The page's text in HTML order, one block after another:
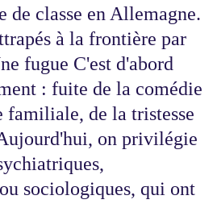
de classe en Allemagne.
à la frontière par
fugue C'est d'abord
: fuite de la comédie
familiale, de la tristesse
on privilégie
sociologiques, qui ont